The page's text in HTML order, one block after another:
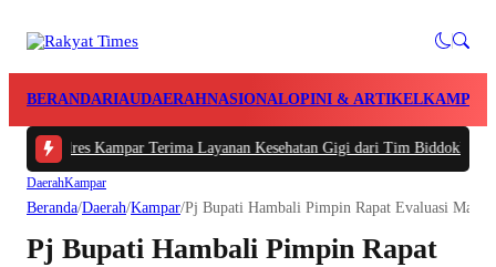
BERANDARIAUDAERAHNASIONALOPINI & ARTIKELKAMPAR
Polres Kampar Terima Layanan Kesehatan Gigi dari Tim Biddokkes Polda
DaerahKampar
Beranda/Daerah/Kampar/Pj Bupati Hambali Pimpin Rapat Evaluasi
Pj Bupati Hambali Pimpin Rapat